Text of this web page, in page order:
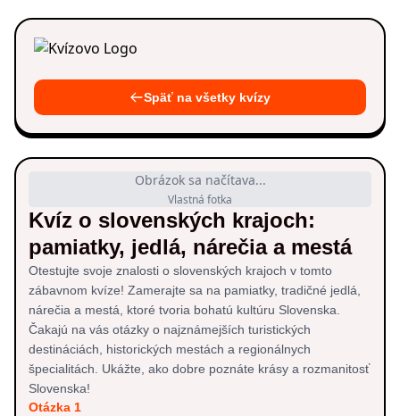
Späť na všetky kvízy
Obrázok sa načítava...
Vlastná fotka
Kvíz o slovenských krajoch:
pamiatky, jedlá, nárečia a mestá
Otestujte svoje znalosti o slovenských krajoch v tomto
zábavnom kvíze! Zamerajte sa na pamiatky, tradičné jedlá,
nárečia a mestá, ktoré tvoria bohatú kultúru Slovenska.
Čakajú na vás otázky o najznámejších turistických
destináciách, historických mestách a regionálnych
špecialitách. Ukážte, ako dobre poznáte krásy a rozmanitosť
Slovenska!
Otázka 1